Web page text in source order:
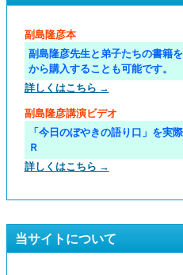
副島隆彦本
副島隆彦先生と弟子たちの書籍
から購入することも可能です。
詳しくはこちら →
副島隆彦講演ビデオ
「今日のぼやきの語り口」を実
Ｒ
詳しくはこちら →
当サイトについて